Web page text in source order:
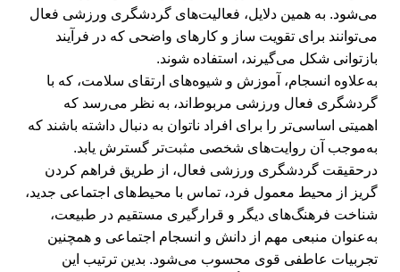
می‌شود. به همین دلایل، فعالیت‌های گردشگری ورزشی فعال
می‌توانند برای تقویت ساز و کارهای واضحی که در فرآیند
بازتوانی شکل می‌گیرند، استفاده شوند.
به‌علاوه انسجام، آموزش و شیوه‌های ارتقای سلامت، که با
گردشگری فعال ورزشی مربوط‌اند، به نظر می‌رسد که
اهمیتی اساسی‌تر را برای افراد ناتوان به دنبال داشته باشند که
به‌موجب آن روایت‌های شخصی مثبت‌تر گسترش یابد.
درحقیقت گردشگری ورزشی فعال، از طریق فراهم کردن
گریز از محیط معمول فرد، تماس با محیط‌های اجتماعی جدید،
شناخت فرهنگ‌های دیگر و قرارگیری مستقیم در طبیعت،
به‌عنوان منبعی مهم از دانش و انسجام اجتماعی و همچنین
تجربیات عاطفی قوی محسوب می‌شود. بدین ترتیب این